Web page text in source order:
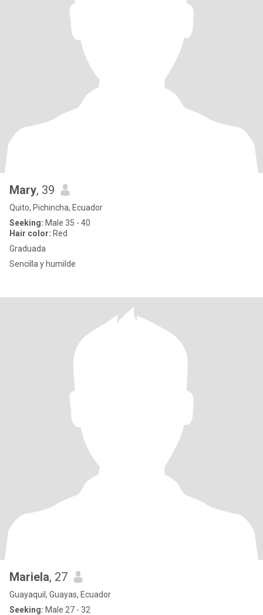
Mary, 39
Quito, Pichincha, Ecuador
Seeking: Male 35 - 40
Hair color: Red
Graduada
Sencilla y humilde
Mariela, 27
Guayaquil, Guayas, Ecuador
Seeking: Male 27 - 32